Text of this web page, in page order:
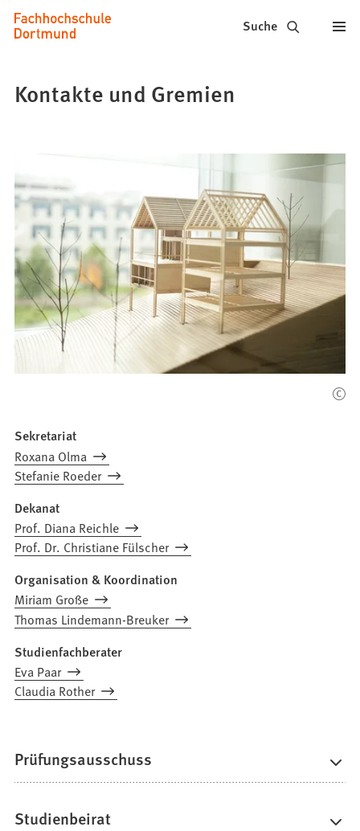
Inhalt anspringen
Fachhochschule
Dortmund
Studium,
Suche
Kontakte und Gremien
Sekretariat
Roxana Olma
Stefanie Roeder
Dekanat
Prof. Diana Reichle
Prof. Dr. Christiane Fülscher
Organisation & Koordination
Miriam Große
Thomas Lindemann-Breuker
Studienfachberater
Eva Paar
Claudia Rother
Prüfungsausschuss
Studienbeirat